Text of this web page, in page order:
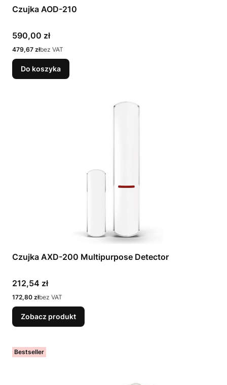
Czujka AOD-210
Cena
590,00 zł
Cena
479,67 złbez VAT
Do koszyka
Czujka AXD-200 Multipurpose Detector
Cena
212,54 zł
Cena
172,80 złbez VAT
Zobacz produkt
Bestseller